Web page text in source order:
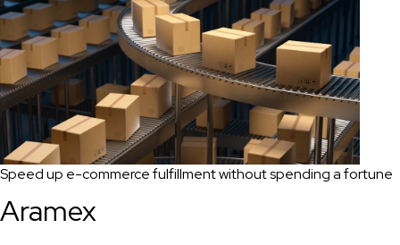
Speed up e-commerce fulfillment without spending a fortune
Aramex